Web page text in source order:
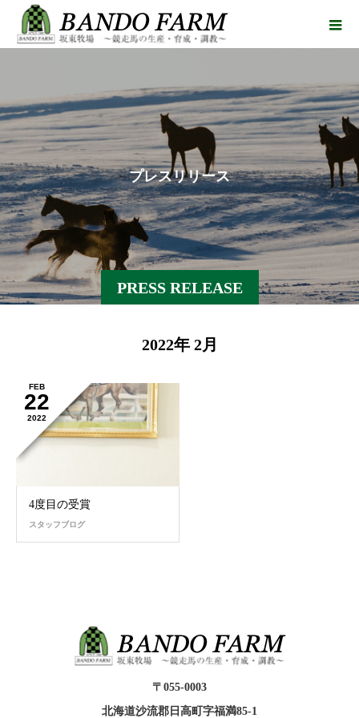
PRESS RELEASE
プレスリリース
2022年 2月
FEB
22
2022
4度目の受賞
スタッフブログ
〒055-0003
北海道沙流郡日高町字福満85-1